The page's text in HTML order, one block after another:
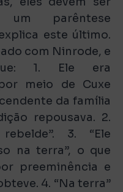
um parêntese
este último.
com Ninrode, e
1. Ele era
meio de Cuxe
da família
repousava. 2.
3. “Ele
na terra”, o que
preeminência e
4. “Na terra”